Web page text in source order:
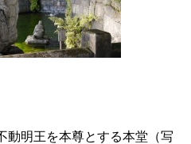
動明王を本尊とする本堂（写